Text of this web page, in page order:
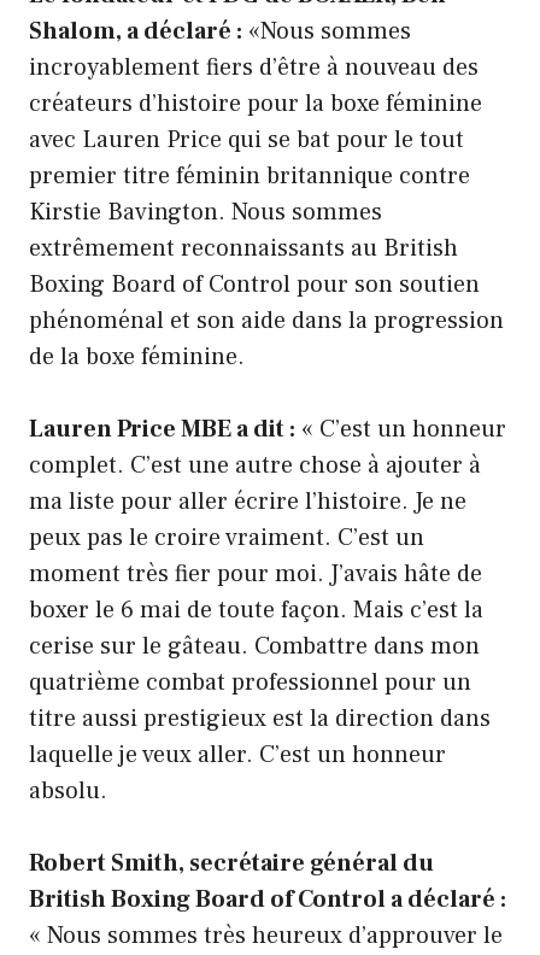
Shalom, a déclaré : «Nous sommes
incroyablement fiers d’être à nouveau des
créateurs d’histoire pour la boxe féminine
avec Lauren Price qui se bat pour le tout
premier titre féminin britannique contre
Kirstie Bavington. Nous sommes
extrêmement reconnaissants au British
Boxing Board of Control pour son soutien
phénoménal et son aide dans la progression
de la boxe féminine.
Lauren Price MBE a dit : « C’est un honneur
complet. C’est une autre chose à ajouter à
ma liste pour aller écrire l’histoire. Je ne
peux pas le croire vraiment. C’est un
moment très fier pour moi. J’avais hâte de
boxer le 6 mai de toute façon. Mais c’est la
cerise sur le gâteau. Combattre dans mon
quatrième combat professionnel pour un
titre aussi prestigieux est la direction dans
laquelle je veux aller. C’est un honneur
absolu.
Robert Smith, secrétaire général du
British Boxing Board of Control a déclaré :
« Nous sommes très heureux d’approuver le